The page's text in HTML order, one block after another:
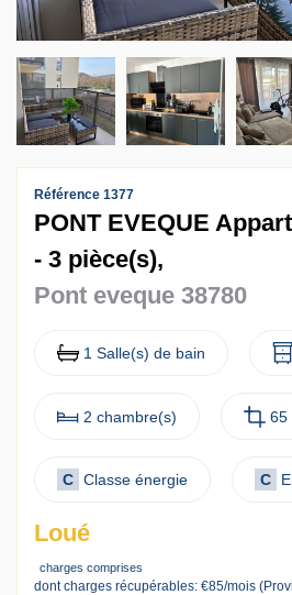
Contact
Accès clients
Référence 1377
PONT EVEQUE
- 3 pièce(s),
Pont eveque 38780
1 Salle(s) de bain
2 chambre(s) 65
C Classe énergie C
Loué
charges comprises
dont charges récupérables: €85/mois